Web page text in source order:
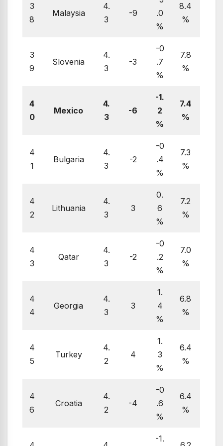
3
8
Malaysia
4.
3
-9
.0
%
8.4
%
3
9
Slovenia
4.
3
-3
-0
.7
%
7.8
%
4
0
Mexico
4.
3
-6
-1.
2
%
7.4
%
4
1
Bulgaria
4.
3
-2
-0
.4
%
7.3
%
4
2
Lithuania
4.
3
3
0.
6
%
7.2
%
4
3
Qatar
4.
3
-2
-0
.2
%
7.0
%
4
4
Georgia
4.
3
3
1.
4
%
6.8
%
4
5
Turkey
4.
2
4
1.
3
%
6.4
%
4
6
Croatia
4.
2
-4
-0
.6
%
6.4
%
-1.